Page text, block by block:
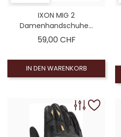
IXON MIG 2
Damenhandschuhe...
59,00 CHFPreis
IN DEN WARENKORB